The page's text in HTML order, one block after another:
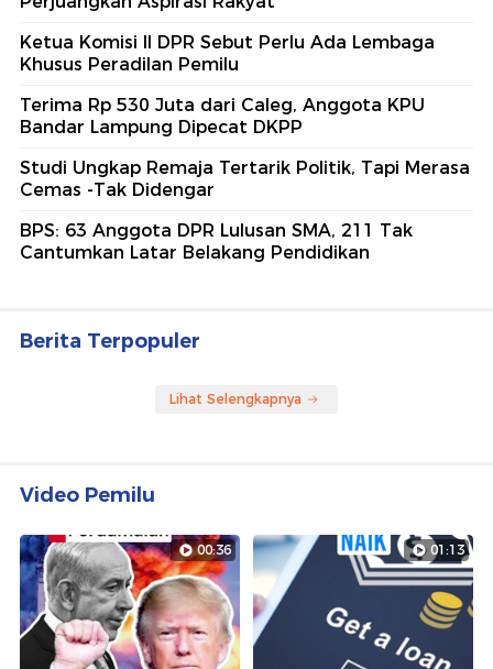
Ketua Komisi II DPR Sebut Perlu Ada Lembaga
Khusus Peradilan Pemilu
Terima Rp 530 Juta dari Caleg, Anggota KPU
Bandar Lampung Dipecat DKPP
Studi Ungkap Remaja Tertarik Politik, Tapi Merasa
Cemas -Tak Didengar
BPS: 63 Anggota DPR Lulusan SMA, 211 Tak
Cantumkan Latar Belakang Pendidikan
Berita Terpopuler
Lihat Selengkapnya
Video Pemilu
00:36 01:13